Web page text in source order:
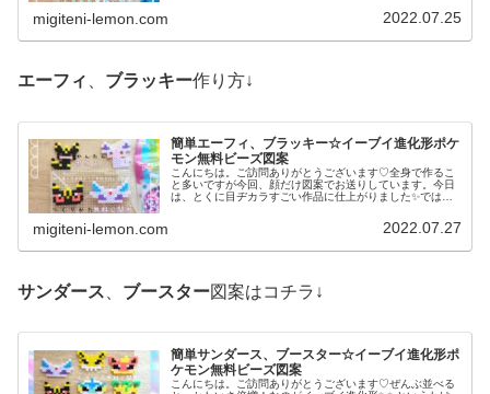
migiteni-lemon.com 2022.07.25
エーフィ 、 ブラッキー作り方↓
簡単エーフィ、ブラッキー☆イーブイ進化形ポケ
モン無料ビーズ図案
こんにちは。ご訪問ありがとうございます♡全身で作るこ
と多いですが今回、顔だけ図案でお送りしています。今日
は、とくに目ヂカラすごい作品に仕上がりました✨では、
migiteni-lemon.com 2022.07.27
サンダース ブースター図案はコチラ↓
簡単サンダース、ブースター☆イーブイ進化形ポ
ケモン無料ビーズ図案
こんにちは。ご訪問ありがとうございます♡ぜんぶ並べる